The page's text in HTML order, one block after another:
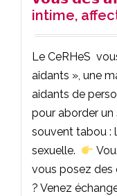
intime,
Le CeRHeS
aidants », une
aidants de
pour aborder
souvent tabou :
sexuelle.
vous posez des
? Venez